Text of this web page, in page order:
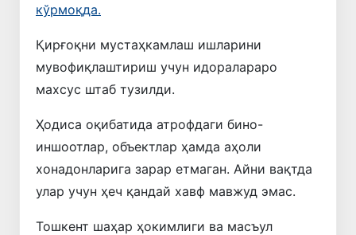
кўрмоқда.
Қирғоқни мустаҳкамлаш ишларини
мувофиқлаштириш учун идоралараро
махсус штаб тузилди.
​Ҳодиса оқибатида атрофдаги бино-
иншоотлар, объектлар ҳамда аҳоли
хонадонларига зарар етмаган. Айни вақтда
улар учун ҳеч қандай хавф мавжуд эмас.
​Тошкент шаҳар ҳокимлиги ва масъул